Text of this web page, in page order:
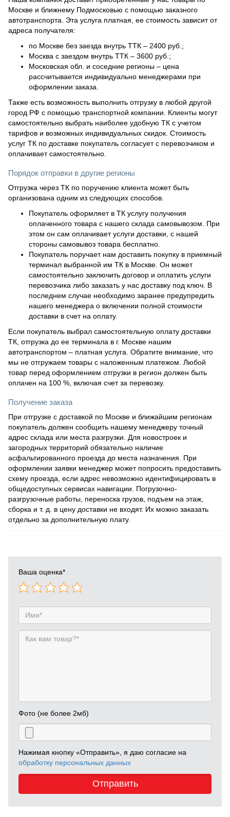
Москве и ближнему Подмосковью с помощью заказного
автотранспорта. Эта услуга платная, ее стоимость зависит от
адреса получателя:
по Москве без заезда внутрь ТТК – 2400 руб.;
Москва с заездом внутрь ТТК – 3600 руб.;
Московская обл. и соседние регионы – цена
рассчитывается индивидуально менеджерами при
оформлении заказа.
Также есть возможность выполнить отгрузку в любой другой
город РФ с помощью транспортной компании. Клиенты могут
самостоятельно выбрать наиболее удобную ТК с учетом
тарифов и возможных индивидуальных скидок. Стоимость
услуг ТК по доставке покупатель согласует с перевозчиком и
оплачивает самостоятельно.
Порядок отправки в другие регионы
Отгрузка через ТК по поручению клиента может быть
организована одним из следующих способов.
Покупатель оформляет в ТК услугу получения
оплаченного товара с нашего склада самовывозом. При
этом он сам оплачивает услуги доставки, с нашей
стороны самовывоз товара бесплатно.
Покупатель поручает нам доставить покупку в приемный
терминал выбранной им ТК в Москве. Он может
самостоятельно заключить договор и оплатить услуги
перевозчика либо заказать у нас доставку под ключ. В
последнем случае необходимо заранее предупредить
нашего менеджера о включении полной стоимости
доставки в счет на оплату.
Если покупатель выбрал самостоятельную оплату доставки
ТК, отгрузка до ее терминала в г. Москве нашим
автотранспортом – платная услуга. Обратите внимание, что
мы не отгружаем товары с наложенным платежом. Любой
товар перед оформлением отгрузки в регион должен быть
оплачен на 100 %, включая счет за перевозку.
Получение заказа
При отгрузке с доставкой по Москве и ближайшим регионам
покупатель должен сообщить нашему менеджеру точный
адрес склада или места разгрузки. Для новостроек и
загородных территорий обязательно наличие
асфальтированного проезда до места назначения. При
оформлении заявки менеджер может попросить предоставить
схему проезда, если адрес невозможно идентифицировать в
общедоступных сервисах навигации. Погрузочно-
разгрузочные работы, переноска грузов, подъем на этаж,
сборка и т. д. в цену доставки не входят. Их можно заказать
отдельно за дополнительную плату.
Ваша оценка*
Фото (не более 2мб)
Нажимая кнопку «Отправить», я даю согласие на
обработку персональных данных
Отправить